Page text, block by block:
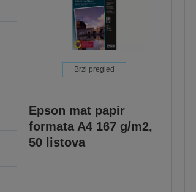
Brzi pregled
Epson mat papir
formata A4 167 g/m2,
50 listova